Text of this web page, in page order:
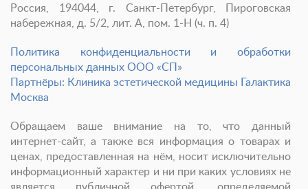
Россия, 194044, г. Санкт-Петербург, Пироговская
набережная, д. 5/2, лит. А, пом. 1-Н (ч. п. 4)
Политика конфиденциальности и обработки
персональных данных ООО «СП»
Партнёры: Клиника эстетической медицины Галактика
Москва
Обращаем ваше внимание на то, что данный
интернет-сайт, а также вся информация о товарах и
ценах, предоставленная на нём, носит исключительно
информационный характер и ни при каких условиях не